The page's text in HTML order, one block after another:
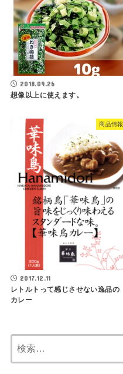
2018.09.26
想像以上に使えます。
商品情報
2017.12.11
レトルトって感じさせない逸品の
カレー